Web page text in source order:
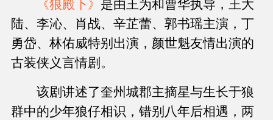
《狼殿下》 是由王为和曹华执导，王大
陆、李沁、肖战、辛芷蕾、郭书瑶主演，丁
勇岱、林佑威特别出演，颜世魁友情出演的
古装侠义言情剧。
该剧讲述了奎州城郡主摘星与生长于狼
群中的少年狼仔相识，错别八年后相遇，两